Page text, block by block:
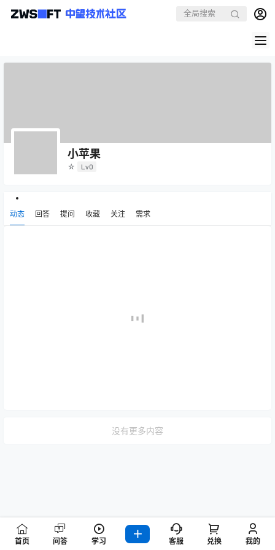
小苹果
☆ Lv0
动态 回答 提问 收藏 关注 需求
没有更多内容
首页 问答 学习 客服 兑换 我的